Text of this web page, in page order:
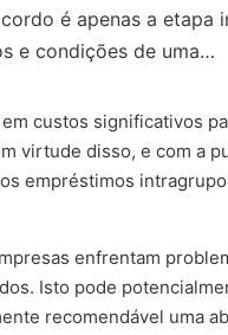
é apenas a
e condições de uma…
custos significativos
virtude disso, e com a
empréstimos
enfrentam
Isto pode
recomendável uma